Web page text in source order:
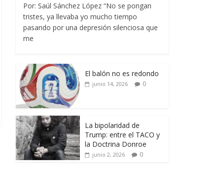
Por: Saúl Sánchez López “No se pongan
tristes, ya llevaba yo mucho tiempo
pasando por una depresión silenciosa que
me
El balón no es redondo
junio 14, 2026 0
La bipolaridad de
Trump: entre el TACO y
la Doctrina Donroe
junio 2, 2026 0